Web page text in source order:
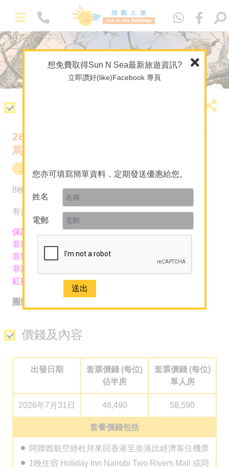
想免費取得Sun N Sea最新旅遊資訊?
立即讚好(like)Facebook 專頁
您亦可填寫簡單資料，定期發送優惠給您。
姓名
電郵
Eng
精選套票
馬爾代夫專門店
海外婚禮及攝影
主題 / 深度遊
A+酒店套票
關於 Sun N Sea Holidays
人才招聘
網誌
免費取得 Sun N Sea 最新資訊
套票簡介
26年7月31日肯亞10天深度遊 ~ 團體出發
馬拉河動物大遷徙
主題 / 深度遊 肯亞
8晚 HK$48,490起
有效日期至2026年7月31日
保證3晚住宿瑪沙瑪拉，全力追蹤馬拉河動物大遷徙
非洲五霸 BIG FIVE
非洲大象之家 - 安布斯利
非洲屋脊 - 奇力馬札羅山
紅鶴湖
團體出發
價錢及內容
出發日期
套票價錢 (每位)
佔半房
套票價錢 (每位)
單人房
2026年7月31日 48,490 58,590
套餐價錢包括
阿聯酋航空經杜拜來回香港至奈洛比經濟客位機票
1晚住宿 Holiday Inn Nairobi Two Rivers Mall 或同